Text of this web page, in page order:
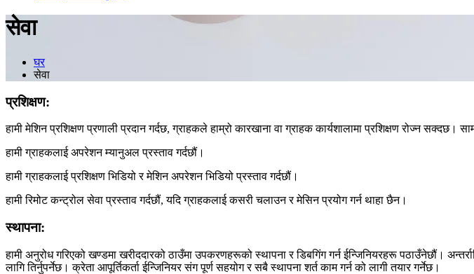
सेवा
घर
सेवा
प्रशिक्षण:
हामी मेशिन प्रशिक्षण प्रणाली प्रदान गर्दछ, ग्राहकले हाम्रो कारखाना वा ग्राहक कार्यशालामा प्रशिक्षण रोज्न सक्दछ।
हामी ग्राहकलाई अपरेशन म्यानुअल प्रस्ताव गर्दछौं।
हामी ग्राहकलाई प्रशिक्षण भिडियो र मेशिन अपरेशन भिडियो प्रस्ताव गर्दछौं।
हामी रिमोट कन्ट्रोल सेवा प्रस्ताव गर्दछौं, यदि ग्राहकलाई कसरी चलाउन र मेसिन प्रयोग गर्न थाहा छैन।
स्थापना:
हामी अनुरोध गरिएको खण्डमा खरीददारको ठाउँमा उपकरणहरूको स्थापना र डिबगिंग गर्न ईन्जिनियरहरू पठाउँनेछौं।
लागि तिर्नुपर्नेछ। क्रेता आपूर्तिकर्ता ईन्जिनियर संग पूर्ण सहयोग र सबै स्थापना शर्त काम गर्न को लागी तयार गर्नेछ।